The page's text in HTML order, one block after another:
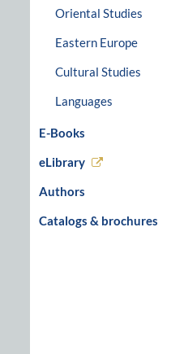
Oriental Studies
Eastern Europe
Cultural Studies
Languages
E-Books
eLibrary
Authors
Catalogs & brochures